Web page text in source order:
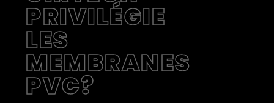
PRIVILÉGIE
LES
MEMBRANES
PVC?